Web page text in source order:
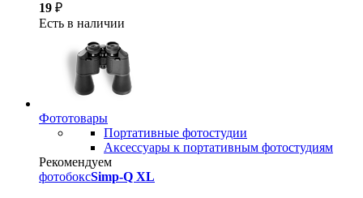
19 ₽
Есть в наличии
Фототовары
Портативные фотостудии
Аксессуары к портативным фотостудиям
Рекомендуем
фотобоксSimp-Q XL